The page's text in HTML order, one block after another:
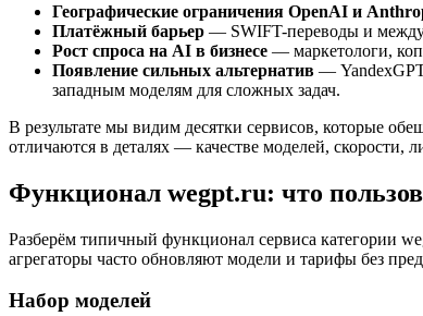
Географические ограничения OpenAI и
Платёжный барьер — SWIFT-переводы и
Рост спроса на AI в бизнесе — маркетологи,
Появление сильных альтернатив —
западным моделям для сложных задач.
В результате мы видим десятки сервисов, которые
отличаются в деталях — качестве моделей, скорости,
Функционал wegpt.ru: что
Разберём типичный функционал сервиса категории
агрегаторы часто обновляют модели и тарифы без
Набор моделей